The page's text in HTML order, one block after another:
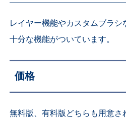
レイヤー機能やカスタムブラ
十分な機能がついています。
価格
無料版、有料版どちらも用意さ